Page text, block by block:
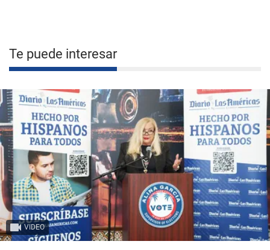
Te puede interesar
VIDEO